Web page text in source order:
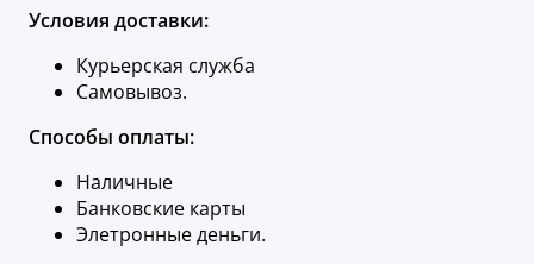
Условия доставки:
Курьерская служба
Самовывоз.
Способы оплаты:
Наличные
Банковские карты
Элетронные деньги.